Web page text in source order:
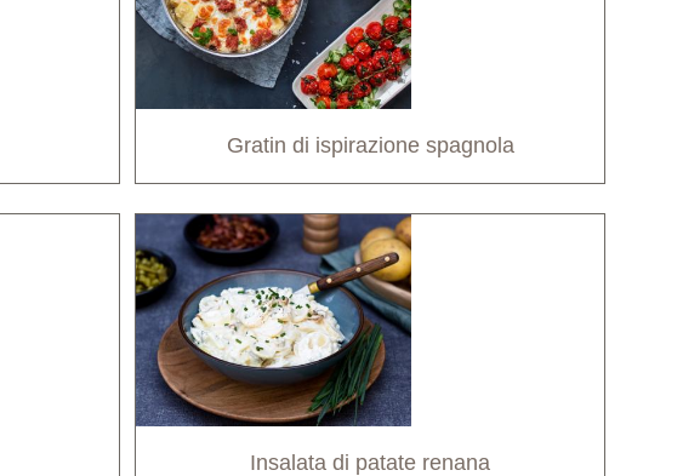
Gratin di ispirazione spagnola
Insalata di patate renana